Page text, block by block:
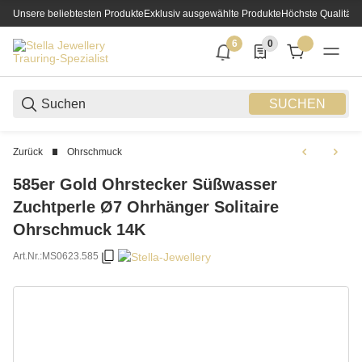
Unsere beliebtesten ProdukteExklusiv ausgewählte ProdukteHöchste Qualität
SUCHEN
6
6 neue Notifizierungen
0
0 Produkte in der
Zurück Ohrschmuck
585er Gold Ohrstecker Süßwasser
Zuchtperle Ø7 Ohrhänger Solitaire
Ohrschmuck 14K
Art.Nr.:MS0623.585